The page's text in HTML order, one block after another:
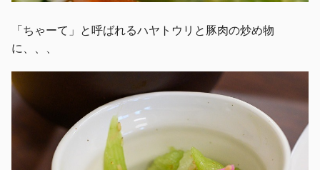
「ちゃーて」と呼ばれるハヤトウリと豚肉の炒め物
に、、、